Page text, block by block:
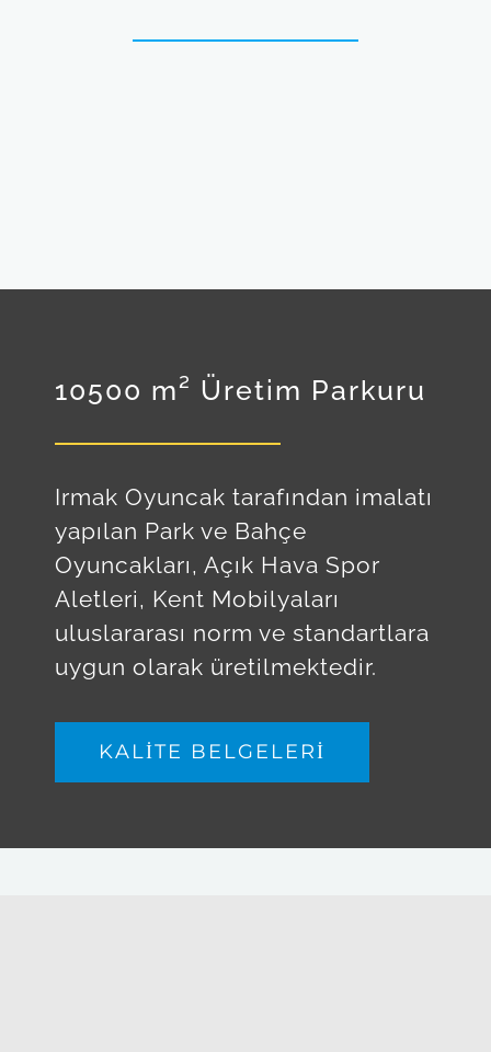
10500 m² Üretim Parkuru
Irmak Oyuncak tarafından imalatı
yapılan Park ve Bahçe
Oyuncakları, Açık Hava Spor
Aletleri, Kent Mobilyaları
uluslararası norm ve standartlara
uygun olarak üretilmektedir.
KALİTE BELGELERİ